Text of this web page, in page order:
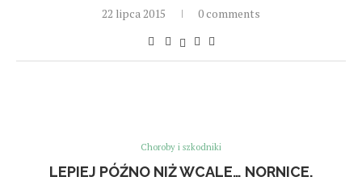
22 lipca 2015 0 comments
Choroby i szkodniki
LEPIEJ PÓŹNO NIŻ WCALE… NORNICE.